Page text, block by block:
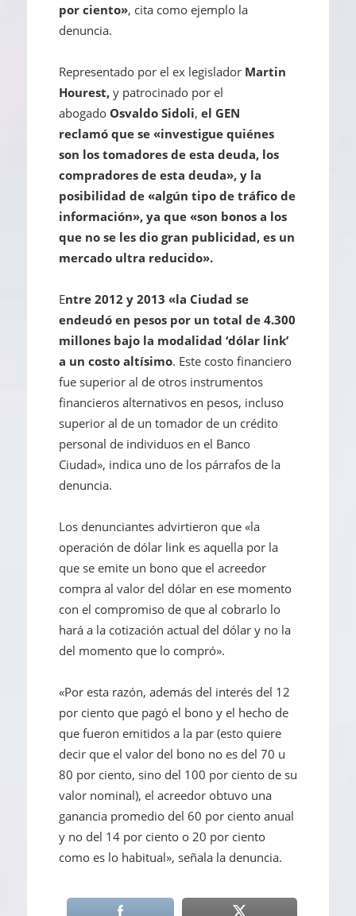
por ciento», cita como ejemplo la
denuncia.
Representado por el ex legislador Martin
Hourest, y patrocinado por el
abogado Osvaldo Sidoli, el GEN
reclamó que se «investigue quiénes
son los tomadores de esta deuda, los
compradores de esta deuda», y la
posibilidad de «algún tipo de tráfico de
información», ya que «son bonos a los
que no se les dio gran publicidad, es un
mercado ultra reducido».
Entre 2012 y 2013 «la Ciudad se
endeudó en pesos por un total de 4.300
millones bajo la modalidad ‘dólar link’
a un costo altísimo. Este costo financiero
fue superior al de otros instrumentos
financieros alternativos en pesos, incluso
superior al de un tomador de un crédito
personal de individuos en el Banco
Ciudad», indica uno de los párrafos de la
denuncia.
Los denunciantes advirtieron que «la
operación de dólar link es aquella por la
que se emite un bono que el acreedor
compra al valor del dólar en ese momento
con el compromiso de que al cobrarlo lo
hará a la cotización actual del dólar y no la
del momento que lo compró».
«Por esta razón, además del interés del 12
por ciento que pagó el bono y el hecho de
que fueron emitidos a la par (esto quiere
decir que el valor del bono no es del 70 u
80 por ciento, sino del 100 por ciento de su
valor nominal), el acreedor obtuvo una
ganancia promedio del 60 por ciento anual
y no del 14 por ciento o 20 por ciento
como es lo habitual», señala la denuncia.